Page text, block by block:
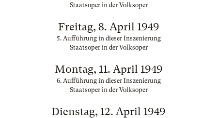
Staatsoper in der Volksoper
Freitag, 8. April 1949
5. Aufführung in dieser Inszenierung
Staatsoper in der Volksoper
Montag, 11. April 1949
6. Aufführung in dieser Inszenierung
Staatsoper in der Volksoper
Dienstag, 12. April 1949